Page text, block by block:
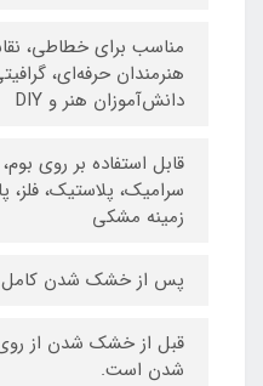
مناسب برای خطاطی،
هنرمندان حرفه‌ای،
دانش‌آموزان هنر و DIY
قابل استفاده بر روی
سرامیک، پلاستیک، فلز،
زمینه مشکی
پس از خشک شدن کامل
قبل از خشک شدن از
شدن است.